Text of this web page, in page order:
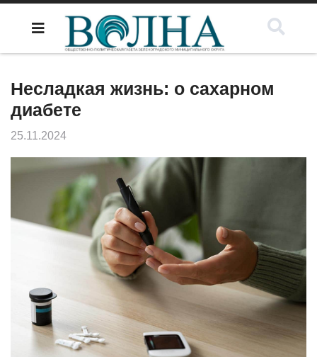
Несладкая жизнь: о сахарном
диабете
25.11.2024